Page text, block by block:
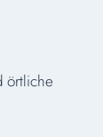
örtliche